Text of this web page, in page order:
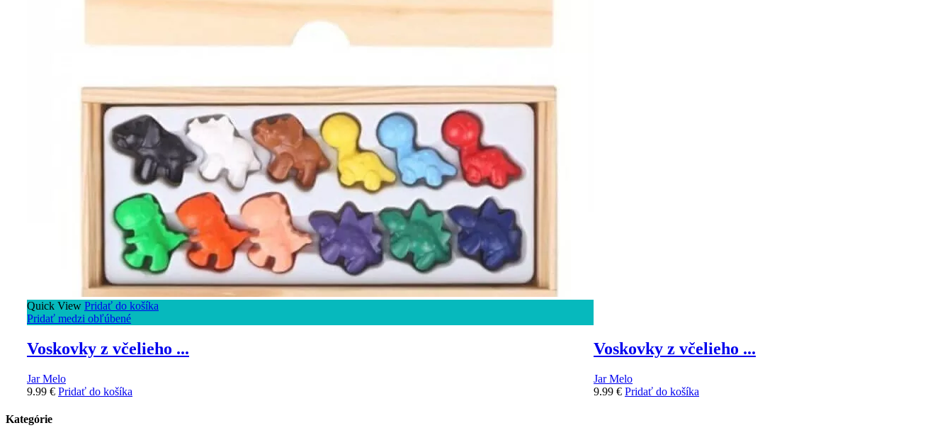
Quick View Pridať do košíka
Pridať medzi obľúbené
Voskovky z včelieho ...
Jar Melo
9.99 € Pridať do košíka
Voskovky z včelieho ...
Jar Melo
9.99 € Pridať do košíka
Kategórie